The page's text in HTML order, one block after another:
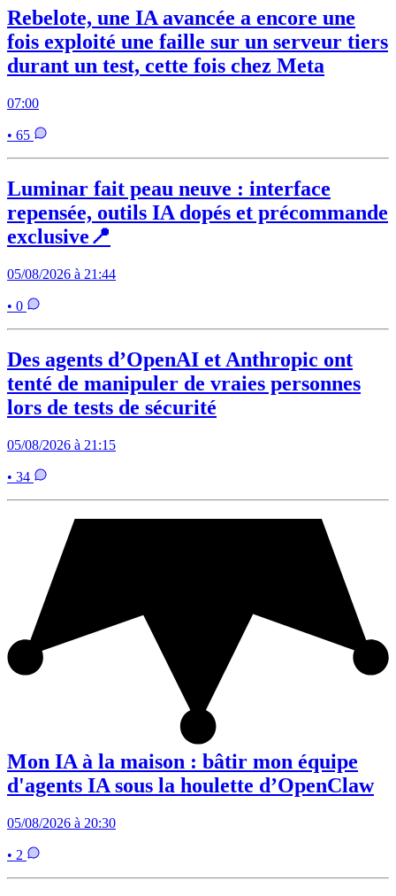
Rebelote, une IA avancée a encore une
fois exploité une faille sur un serveur tiers
durant un test, cette fois chez Meta
07:00
• 65
Luminar fait peau neuve : interface
repensée, outils IA dopés et précommande
exclusive📍
05/08/2026 à 21:44
• 0
Des agents d’OpenAI et Anthropic ont
tenté de manipuler de vraies personnes
lors de tests de sécurité
05/08/2026 à 21:15
• 34
Mon IA à la maison : bâtir mon équipe
d'agents IA sous la houlette d’OpenClaw
05/08/2026 à 20:30
• 2